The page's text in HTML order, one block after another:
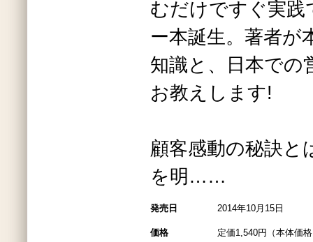
むだけですぐ実践
ー本誕生。著者が
知識と、日本での
お教えします!
顧客感動の秘訣と
を明……
発売日 2014年10月15日
価格 定価1,540円（本体価